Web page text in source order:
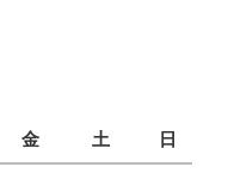
金 土 日